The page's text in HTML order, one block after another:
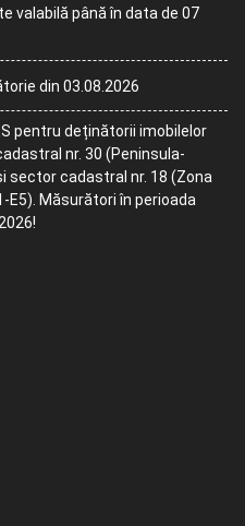
valabilă până în data de 07
din 03.08.2026
pentru deținătorii imobilelor
nr. 30 (Peninsula-
sector cadastral nr. 18 (Zona
E5). Măsurători în perioada